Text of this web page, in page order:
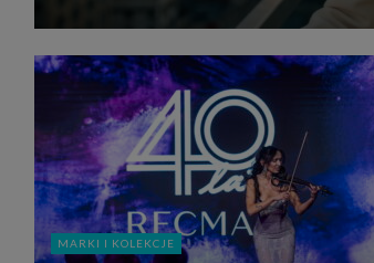
MARKI I KOLEKCJE